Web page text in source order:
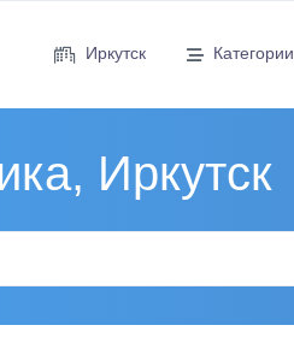
Иркутск Категории
Иркутск